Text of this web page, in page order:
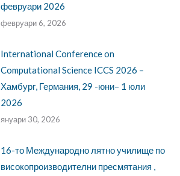
февруари 2026
февруари 6, 2026
International Conference on
Computational Science ICCS 2026 –
Хамбург, Германия, 29 -юни– 1 юли
2026
януари 30, 2026
16-то Международно лятно училище по
високопроизводителни пресмятания ,